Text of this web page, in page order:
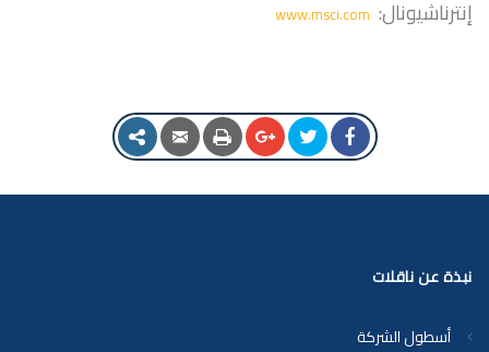
إنترناشيونال: www.msci.com
نبذة عن ناقلات
أسطول الشركة